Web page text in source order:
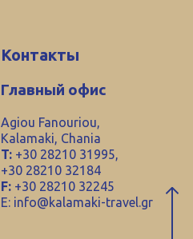
Контакты
Главный офис
Agiou Fanouriou,
Kalamaki, Chania
T: +30 28210 31995,
+30 28210 32184
F: +30 28210 32245
E: info@kalamaki-travel.gr